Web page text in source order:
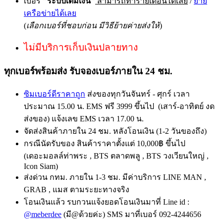
เครือข่ายได้เลย
(เลือกเบอร์ที่ชอบก่อน มีวิธีย้ายค่ายส่งให้)
ไม่มีบริการเก็บเงินปลายทาง
ทุกเบอร์พร้อมส่ง รับจองเบอร์ภายใน 24 ชม.
ซิมเบอร์ดีราคาถูก ส่งของทุกวันจันทร์ - ศุกร์ เวลา
ประมาณ 15.00 น. EMS ฟรี 3999 ขึ้นไป (เสาร์-อาทิตย์ งด
ส่งของ) แจ้งเลข EMS เวลา 17.00 น.
จัดส่งสินค้าภายใน 24 ชม. หลังโอนเงิน (1-2 วันของถึง)
กรณีนัดรับของ สินค้าราคาตั้งแต่ 10,000฿ ขึ้นไป
(เดอะมอลล์ท่าพระ , BTS ตลาดพลู , BTS วงเวียนใหญ่ ,
Icon Siam)
ส่งด่วน กทม. ภายใน 1-3 ชม. มีค่าบริการ LINE MAN ,
GRAB , แมส ตามระยะทางจริง
โอนเงินแล้ว รบกวนแจ้งยอดโอนเงินมาที่ Line id :
@meberdee (มี@ด้วยค่ะ) SMS มาที่เบอร์ 092-4244656